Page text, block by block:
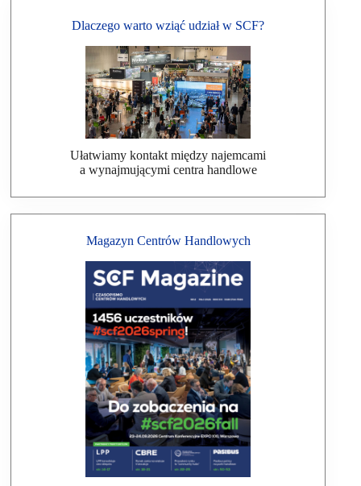
Dlaczego warto wziąć udział w SCF?
Ułatwiamy kontakt między najemcami
a wynajmującymi centra handlowe
Magazyn Centrów Handlowych